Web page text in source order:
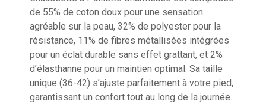
de 55% de coton doux pour une sensation
agréable sur la peau, 32% de polyester pour la
résistance, 11% de fibres métallisées intégrées
pour un éclat durable sans effet grattant, et 2%
d’élasthanne pour un maintien optimal. Sa taille
unique (36-42) s’ajuste parfaitement à votre pied,
garantissant un confort tout au long de la journée.